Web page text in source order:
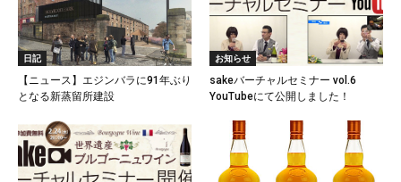
日記
【ニュース】エジンバラに91年ぶり
となる新蒸留所建設
お知らせ
sakeバーチャルセミナー vol.6
YouTubeにて公開しました！